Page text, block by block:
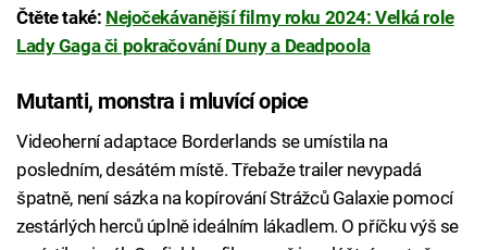
Čtěte také: Nejočekávanější filmy roku 2024: Velká role
Lady Gaga či pokračování Duny a Deadpoola
Mutanti, monstra i mluvící opice
Videoherní adaptace Borderlands se umístila na
posledním, desátém místě. Třebaže trailer nevypadá
špatně, není sázka na kopírování Strážců Galaxie pomocí
zestárlých herců úplně ideálním lákadlem. O příčku výš se